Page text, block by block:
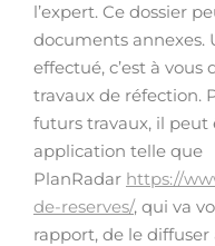
l’expert. Ce dossier
documents annexes.
effectué, c’est à
travaux de réfection.
futurs travaux, il peut
application telle que
PlanRadar https://
de-reserves/, qui va
rapport, de le